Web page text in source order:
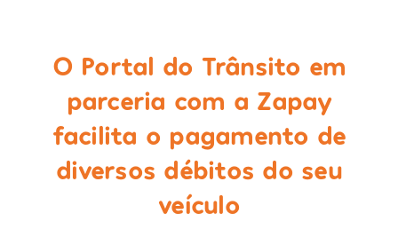
O Portal do Trânsito em
parceria com a Zapay
facilita o pagamento de
diversos débitos do seu
veículo